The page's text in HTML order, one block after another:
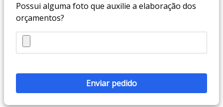
Possui alguma foto que auxilie a elaboração dos
orçamentos?